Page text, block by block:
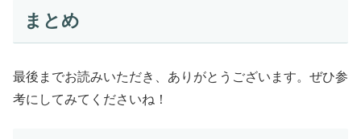
まとめ
最後までお読みいただき、ありがとうございます。ぜひ参
考にしてみてくださいね！